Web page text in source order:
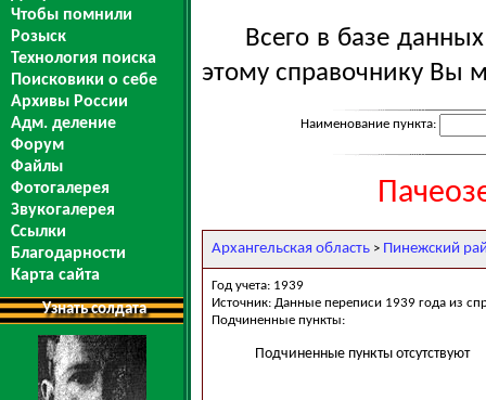
Чтобы помнили
Розыск
Технология поиска
Поисковики о себе
Архивы России
Адм. деление
Форум
Файлы
Фотогалерея
Звукогалерея
Ссылки
Благодарности
Карта сайта
Узнать солдата
Всего в базе
этому справочнику Вы
Наименование пункта:
Архангельская область > Пинежский
Год учета: 1939
Источник: Данные переписи 1939 года из
Подчиненные пункты:
Подчиненные пункты отсутствуют